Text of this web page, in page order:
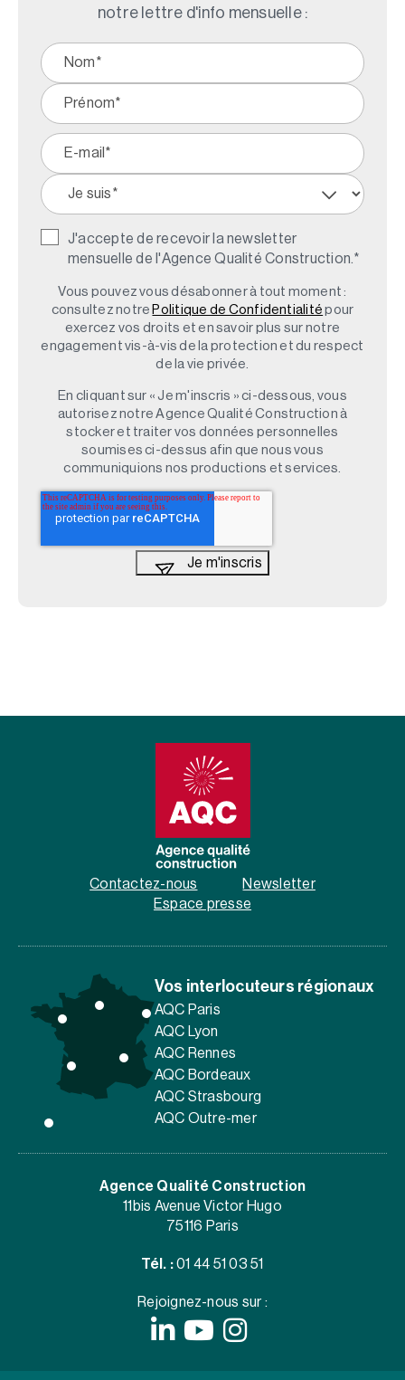
notre lettre d'info mensuelle :
J'accepte de recevoir la newsletter
mensuelle de l'Agence Qualité Construction. *
Vous pouvez vous désabonner à tout moment :
consultez notre Politique de Confidentialité pour
exercez vos droits et en savoir plus sur notre
engagement vis-à-vis de la protection et du respect
de la vie privée.
En cliquant sur « Je m'inscris » ci-dessous, vous
autorisez notre Agence Qualité Construction à
stocker et traiter vos données personnelles
soumises ci-dessus afin que nous vous
communiquions nos productions et services.
Contactez-nous
Newsletter
Espace presse
Vos interlocuteurs régionaux
AQC Paris
AQC Lyon
AQC Rennes
AQC Bordeaux
AQC Strasbourg
AQC Outre-mer
Agence Qualité Construction
11bis Avenue Victor Hugo
75116 Paris
Tél. : 01 44 51 03 51
Rejoignez-nous sur :